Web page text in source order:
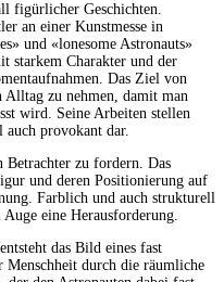
figürlicher Geschichten.
an einer Kunstmesse in
und «lonesome Astronauts»
starkem Charakter und der
Das Ziel von
zu nehmen, damit man
wird. Seine Arbeiten stellen
auch provokant dar.
zu fordern. Das
und deren Positionierung auf
Farblich und auch strukturell
eine Herausforderung.
das Bild eines fast
Menschheit durch die räumliche